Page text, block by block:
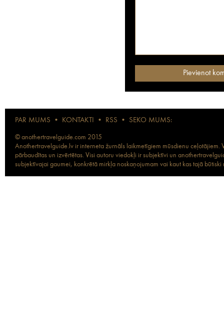
PAR MUMS • KONTAKTI • RSS • SEKO MUMS:
© anothertravelguide.com 2015
Anothertravelguide.lv ir interneta žurnāls laikmetīgiem mūsdienu
pārbaudītas un izvērtētas. Visi autoru viedokļi ir subjektīvi un
subjektīvajai gaumei, konkrētā mirkļa noskaņojumam vai kaut kas tajā